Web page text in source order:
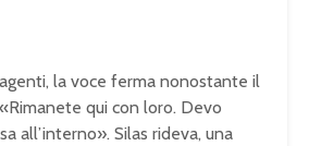
la voce ferma nonostante il
qui con loro. Devo
all’interno». Silas rideva, una